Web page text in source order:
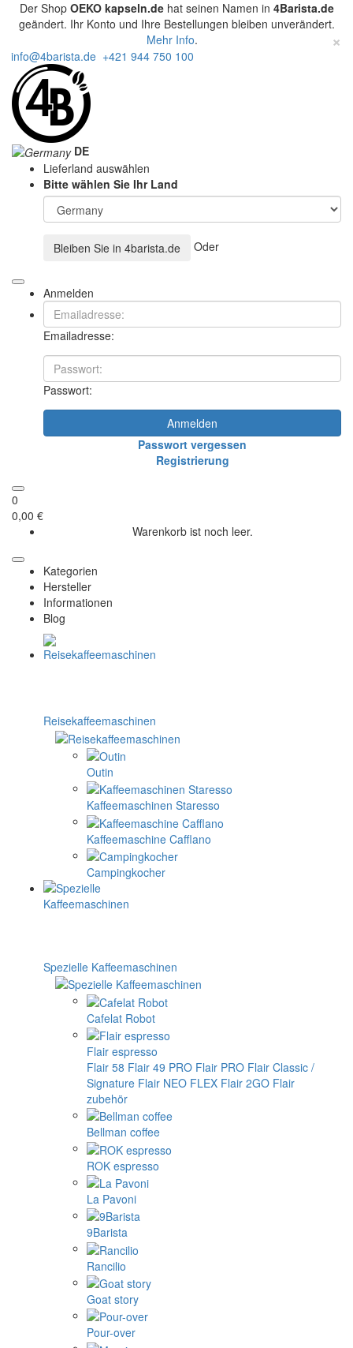
Der Shop OEKO kapseln.dehat seinen Namen in 4Barista.de
geändert. Ihr Konto und Ihre Bestellungen bleiben unverändert.
Mehr Info. ×
info@4barista.de +421 944 750 100
DE
Lieferland auswählen
Bitte wählen Sie Ihr Land
Bleiben Sie in 4barista.de Oder
Anmelden
Emailadresse:
Passwort:
Anmelden
Passwort vergessen
Registrierung
0
0,00 €
Warenkorb ist noch leer.
Kategorien
Hersteller
Informationen
Blog
Reisekaffeemaschinen
Outin
Kaffeemaschinen Staresso
Kaffeemaschine Cafflano
Campingkocher
Spezielle Kaffeemaschinen
Cafelat Robot
Flair espresso
Flair 58 Flair 49 PRO Flair PRO Flair Classic /
Signature Flair NEO FLEX Flair 2GO Flair
zubehör
Bellman coffee
ROK espresso
La Pavoni
9Barista
Rancilio
Goat story
Pour-over